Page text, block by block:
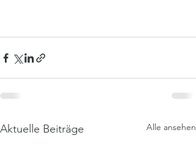
Aktuelle Beiträge Alle ansehen